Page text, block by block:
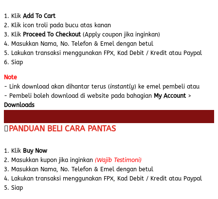
FREE
quantity
1. Klik Add To Cart
2. Klik icon troli pada bucu atas kanan
3. Klik Proceed To Checkout (Apply coupon jika inginkan)
4. Masukkan Nama, No. Telefon & Emel dengan betul
5. Lakukan transaksi menggunakan FPX, Kad Debit / Kredit atau Paypal
6. Siap
Note
- Link download akan dihantar terus (instantly) ke emel pembeli atau
- Pembeli boleh download di website pada bahagian My Account >
Downloads
PANDUAN BELI CARA PANTAS
1. Klik Buy Now
2. Masukkan kupon jika inginkan (Wajib Testimoni)
3. Masukkan Nama, No. Telefon & Emel dengan betul
4. Lakukan transaksi menggunakan FPX, Kad Debit / Kredit atau Paypal
5. Siap